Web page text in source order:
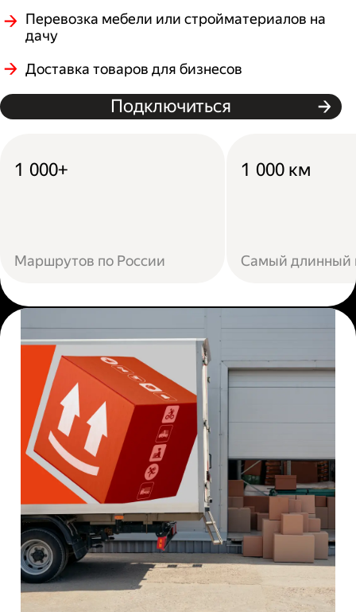
Перевозка мебели или стройматериалов на
дачу
Доставка товаров для бизнесов
Подключиться
1 000+
Маршрутов по России
1 000 км
Самый длинный